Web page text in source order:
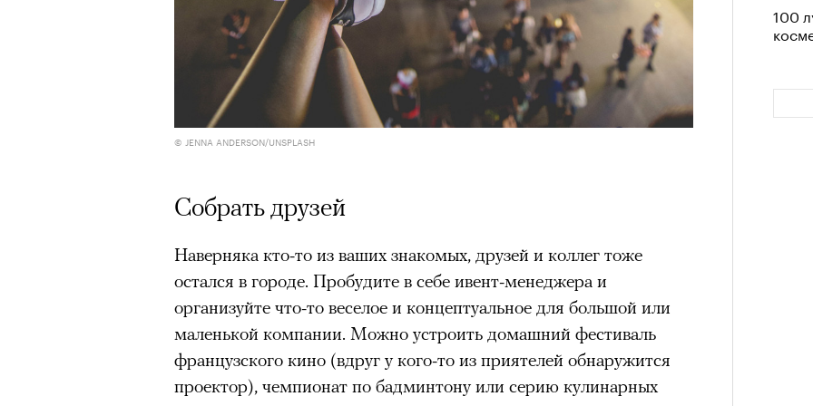
100
© JENNA ANDERSON/UNSPLASH
Собрать друзей
Наверняка кто-то из ваших знакомых, друзей и коллег тоже
остался в городе. Пробудите в себе ивент-менеджера и
организуйте что-то веселое и концептуальное для большой или
маленькой компании. Можно устроить домашний фестиваль
французского кино (вдруг у кого-то из приятелей обнаружится
проектор), чемпионат по бадминтону или серию кулинарных
Кира
Кадр из фильма «Зеленые глаза»
© JUNE FILMS